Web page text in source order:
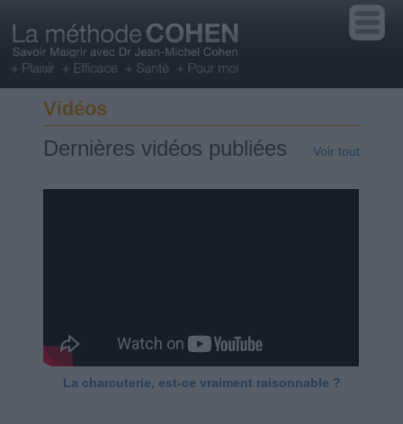
Vidéos
Dernières vidéos publiées Voir tout
La charcuterie, est-ce vraiment raisonnable ?